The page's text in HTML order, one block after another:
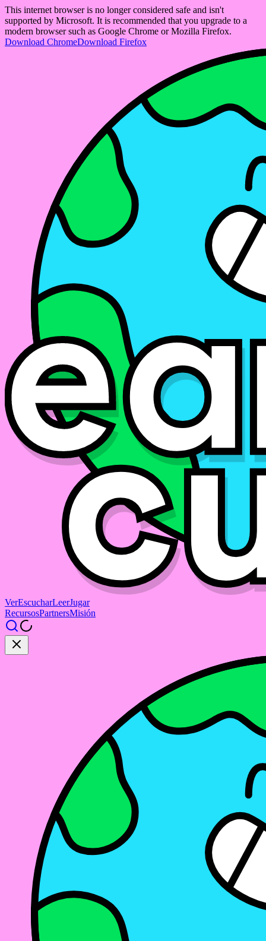
This internet browser is no longer considered safe and isn't
supported by Microsoft. It is recommended that you upgrade to a
modern browser such as Google Chrome or Mozilla Firefox.
Download ChromeDownload Firefox
VerEscucharLeerJugar
RecursosPartnersMisión